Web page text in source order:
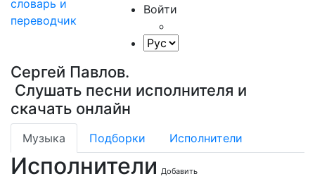
Войти
Сергей Павлов.
Слушать песни исполнителя и
скачать онлайн
Музыка Подборки Исполнители
Исполнители Добавить